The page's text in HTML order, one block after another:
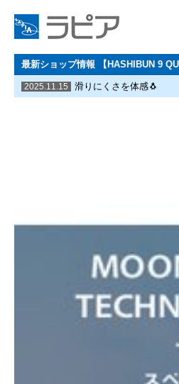
最新ショップ情報 【HASHIBUN 9
2025.11.15 滑りにくさを体感🐧